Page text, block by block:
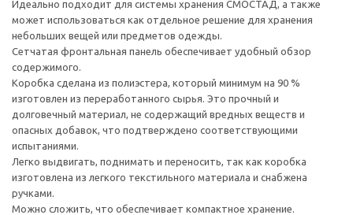
Идеально подходит для системы хранения СМОСТАД, а также
может использоваться как отдельное решение для хранения
небольших вещей или предметов одежды.
Сетчатая фронтальная панель обеспечивает удобный обзор
содержимого.
Коробка сделана из полиэстера, который минимум на 90 %
изготовлен из переработанного сырья. Это прочный и
долговечный материал, не содержащий вредных веществ и
опасных добавок, что подтверждено соответствующими
испытаниями.
Легко выдвигать, поднимать и переносить, так как коробка
изготовлена из легкого текстильного материала и снабжена
ручками.
Можно сложить, что обеспечивает компактное хранение.